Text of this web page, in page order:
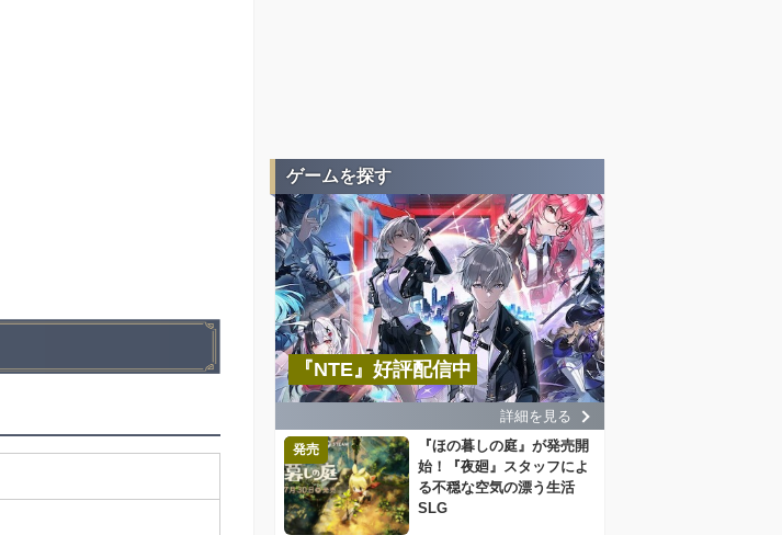
ゲームを探す
『NTE』好評配信中
詳細を見る
発売
『ほの暮しの庭』が発売開
始！『夜廻』スタッフによ
る不穏な空気の漂う生活
SLG